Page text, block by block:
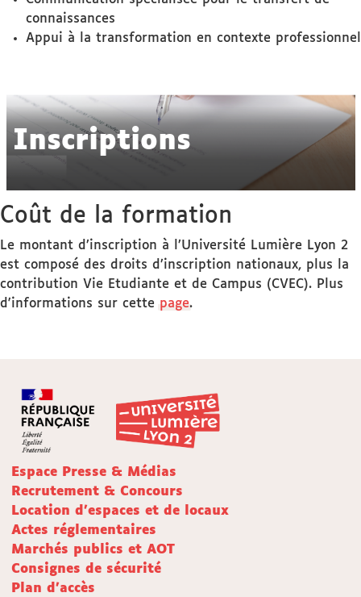
connaissances
Appui à la transformation en contexte professionnel
Inscriptions
Coût de la formation
Le montant d’inscription à l’Université Lumière Lyon 2
est composé des droits d’inscription nationaux, plus la
contribution Vie Etudiante et de Campus (CVEC). Plus
d'informations sur cette page.
Espace Presse & Médias
Recrutement & Concours
Location d'espaces et de locaux
Actes réglementaires
Marchés publics et AOT
Consignes de sécurité
Plan d'accès